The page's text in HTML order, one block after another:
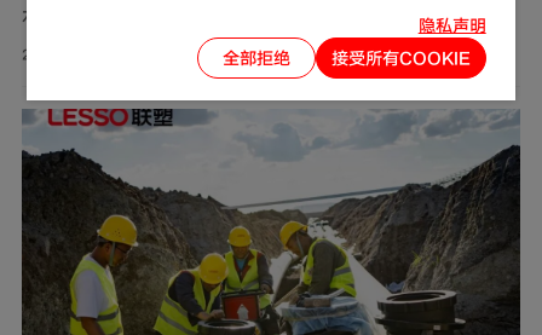
水、美食以及舒适生活环境的追求。然而，燃气使用的安
全问题同样需要关注。联塑围绕家装场景打造定制化管道
解决方案，推出燃气用不锈钢波纹软管，依托过硬产品品
质保障家庭用气流畅稳定，为住户营造安心居家环境。
2026-08-01
隐私声明
全部拒绝
接受所有COOKIE